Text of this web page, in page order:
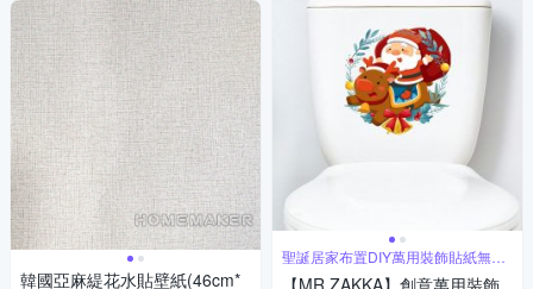
韓國亞麻緹花水貼壁紙(46cm*
聖誕居家布置DIY萬用裝飾貼紙無痕
牆貼